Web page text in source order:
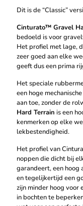
Dit is de “Classic”
Cinturato™ Gravel
bedoeld is voor
Het profiel met lage,
zeer goed aan elke
geeft dus een prima
Het speciale
een hoge
aan toe, zonder de
Hard Terrain is een
kenmerken op elke
lekbestendigheid.
Het profiel van
noppen die dicht bij
garandeert, een hoog
en tegelijkertijd een
zijn minder hoog voor
in bochten te